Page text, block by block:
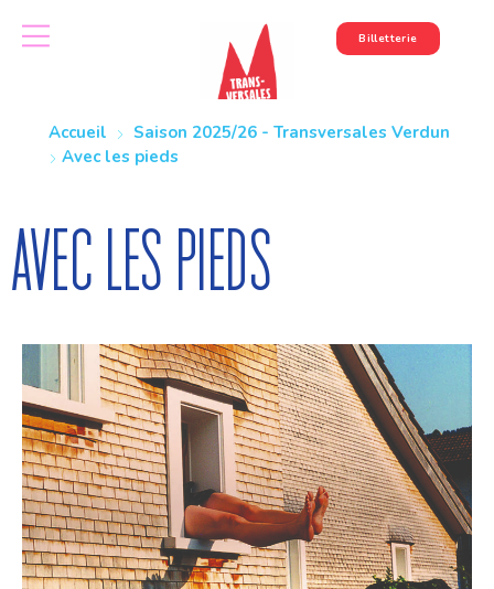
Billetterie
Accueil
Saison 2025/26 - Transversales Verdun
Avec les pieds
Avec les pieds